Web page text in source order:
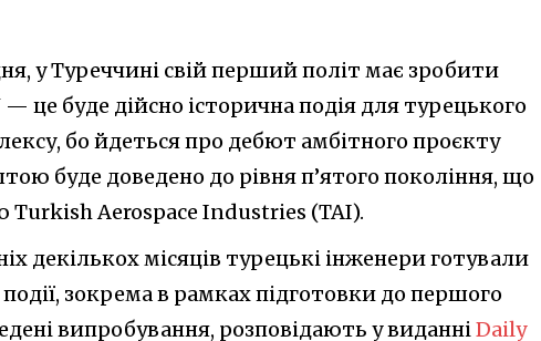
у Туреччині свій перший політ має зробити
це буде дійсно історична подія для турецького
бо йдеться про дебют амбітного проєкту
буде доведено до рівня п’ятого покоління, що
Turkish Aerospace Industries (TAI).
декількох місяців турецькі інженери готували
події, зокрема в рамках підготовки до першого
випробування, розповідають у виданні Daily